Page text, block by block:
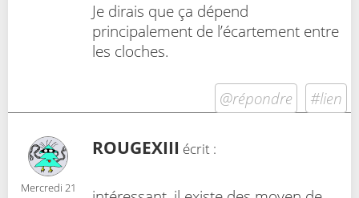
Je dirais que ça dépend
principalement de l’écartement entre
les cloches.
@répondre #lien
Mercredi 21
ROUGEXIII écrit :